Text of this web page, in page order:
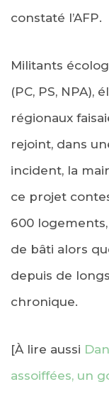
constaté l’AFP.
Militants
(PC, PS, NPA),
régionaux
rejoint, dans
incident, la
ce projet
600
de bâti alors
depuis de
chronique.
[À lire aussi
assoiffées, un